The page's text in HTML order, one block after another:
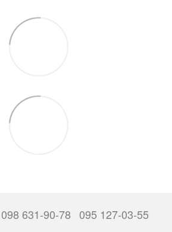
098 631-90-78 095 127-03-55